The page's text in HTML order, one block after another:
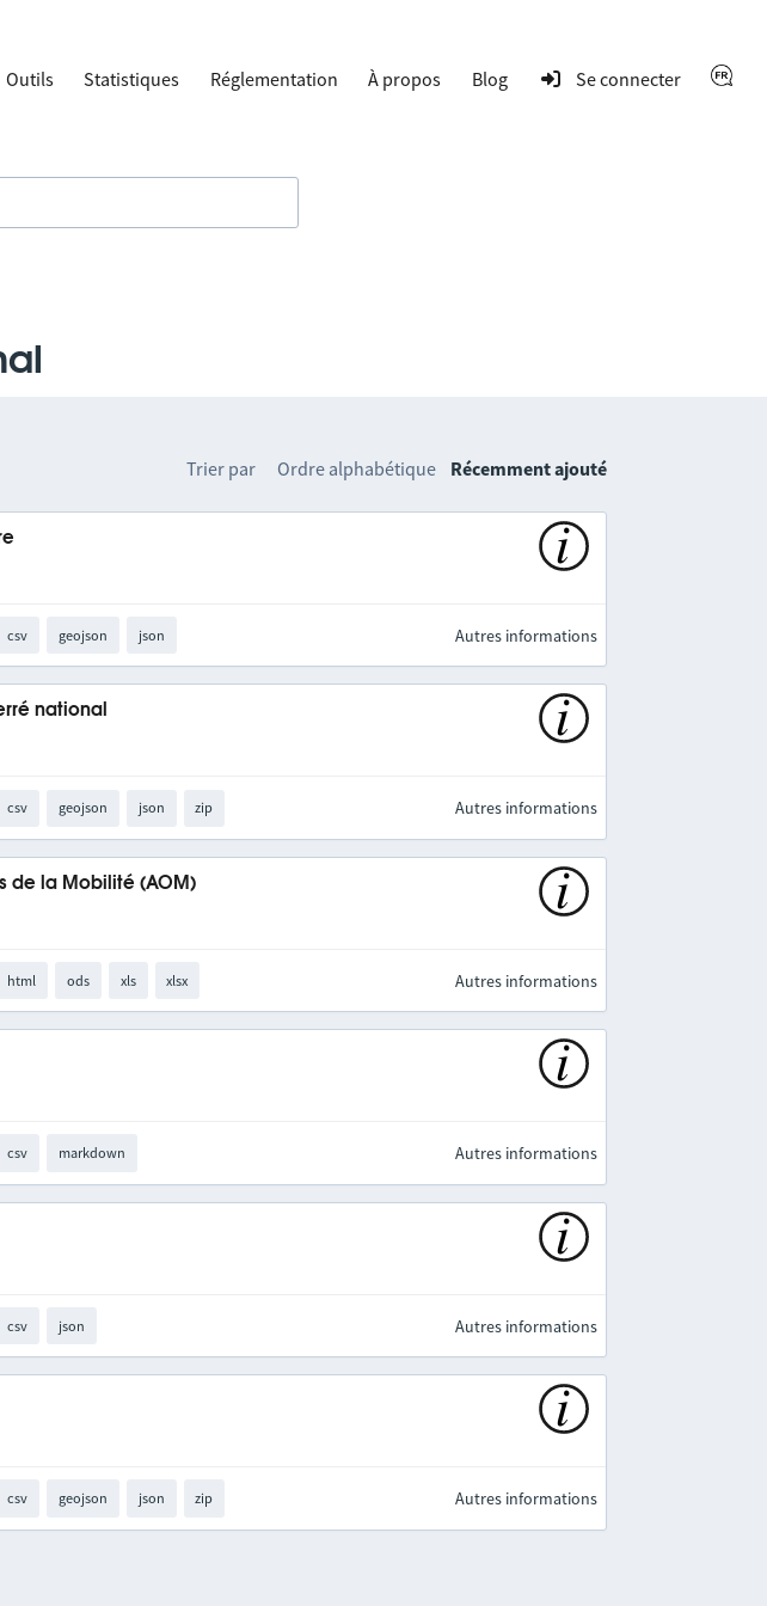
Outils Statistiques Réglementation À propos Blog Se connecter
Trier par Ordre alphabétique Récemment ajouté
csv geojson json Autres informations
national
csv geojson json zip Autres informations
de la Mobilité (AOM)
html ods xls xlsx Autres informations
csv markdown Autres informations
csv json Autres informations
csv geojson json zip Autres informations